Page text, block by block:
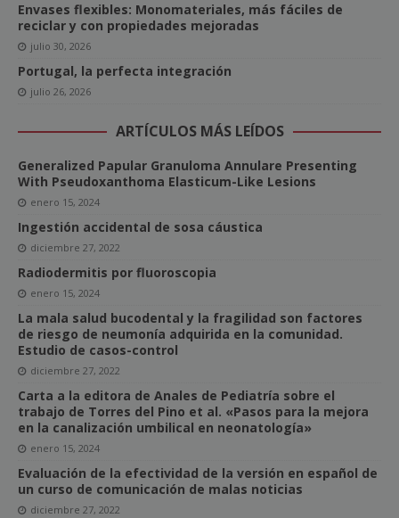
Envases flexibles: Monomateriales, más fáciles de
reciclar y con propiedades mejoradas
julio 30, 2026
Portugal, la perfecta integración
julio 26, 2026
ARTÍCULOS MÁS LEÍDOS
Generalized Papular Granuloma Annulare Presenting
With Pseudoxanthoma Elasticum-Like Lesions
enero 15, 2024
Ingestión accidental de sosa cáustica
diciembre 27, 2022
Radiodermitis por fluoroscopia
enero 15, 2024
La mala salud bucodental y la fragilidad son factores
de riesgo de neumonía adquirida en la comunidad.
Estudio de casos-control
diciembre 27, 2022
Carta a la editora de Anales de Pediatría sobre el
trabajo de Torres del Pino et al. «Pasos para la mejora
en la canalización umbilical en neonatología»
enero 15, 2024
Evaluación de la efectividad de la versión en español de
un curso de comunicación de malas noticias
diciembre 27, 2022